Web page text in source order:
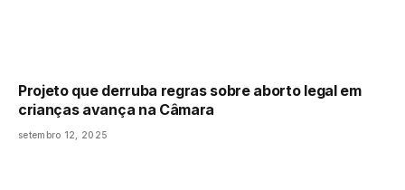
Projeto que derruba regras sobre aborto legal em
crianças avança na Câmara
setembro 12, 2025